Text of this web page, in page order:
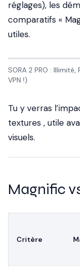
réglages), les
comparatifs «
utiles.
SORA 2 PRO :
VPN !)
Tu y verras
textures , utile
visuels.
Magnific
Critère